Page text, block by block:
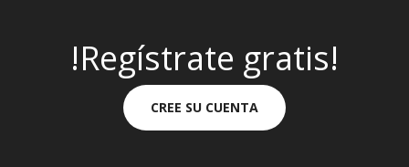
!Regístrate gratis!
CREE SU CUENTA